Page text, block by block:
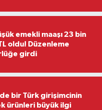
emekli maaşı 23 bin
oldu! Düzenleme
girdi
bir Türk girişimcinin
ürünleri büyük ilgi